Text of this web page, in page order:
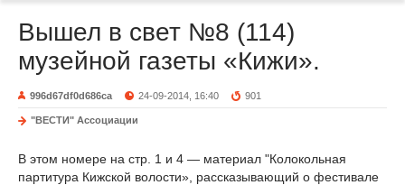
Вышел в свет №8 (114)
музейной газеты «Кижи».
996d67df0d686ca 24-09-2014, 16:40 901
"ВЕСТИ" Ассоциации
В этом номере на стр. 1 и 4 — материал "Колокольная
партитура Кижской волости», рассказывающий о фестивале